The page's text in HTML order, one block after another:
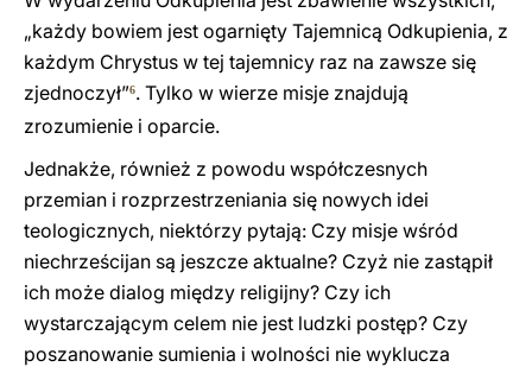
„każdy bowiem jest ogarnięty Tajemnicą Odkupienia, z
każdym Chrystus w tej tajemnicy raz na zawsze się
zjednoczył”6. Tylko w wierze misje znajdują
zrozumienie i oparcie.
Jednakże, również z powodu współczesnych
przemian i rozprzestrzeniania się nowych idei
teologicznych, niektórzy pytają: Czy misje wśród
niechrześcijan są jeszcze aktualne? Czyż nie zastąpił
ich może dialog między religijny? Czy ich
wystarczającym celem nie jest ludzki postęp? Czy
poszanowanie sumienia i wolności nie wyklucza